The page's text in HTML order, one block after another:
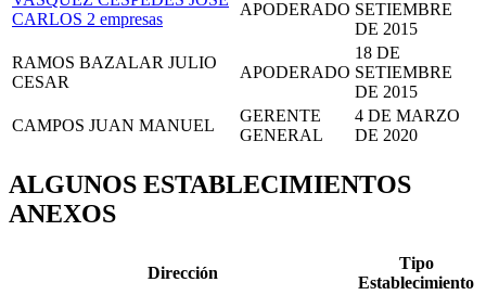
CARLOS 2 empresas
APODERADO SETIEMBRE
DE 2015
RAMOS BAZALAR JULIO
CESAR
APODERADO
18 DE
SETIEMBRE
DE 2015
CAMPOS JUAN MANUEL
GERENTE
GENERAL
4 DE MARZO
DE 2020
ALGUNOS ESTABLECIMIENTOS
ANEXOS
Dirección
Tipo
Establecimiento